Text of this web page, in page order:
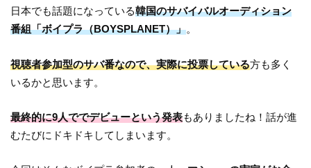
日本でも話題になっている韓国のサバイバルオーディション
番組「ボイプラ（BOYSPLANET）」。
視聴者参加型のサバ番なので、実際に投票している方も多く
いるかと思います。
最終的に9人ででデビューという発表もありましたね！話が進
むたびにドキドキしてしまいます。